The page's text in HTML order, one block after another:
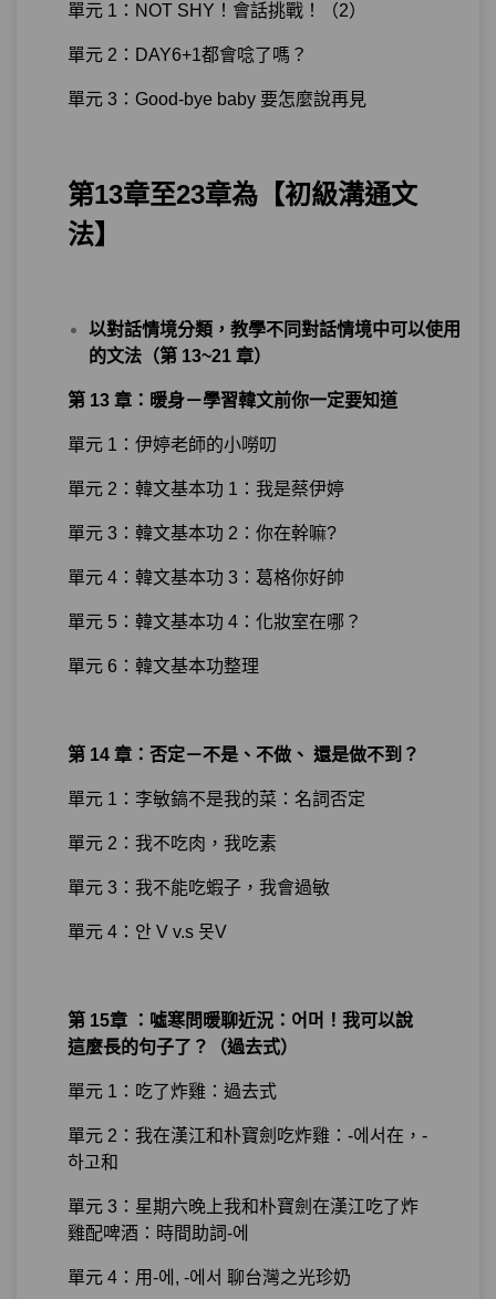
單元 1：NOT SHY！會話挑戰！（2）
單元 2：DAY6+1都會唸了嗎？
單元 3：Good-bye baby 要怎麼說再見
第13章至23章為【初級溝通文
法】
以對話情境分類，教學不同對話情境中可以使用
的文法（第 13~21 章）
第 13 章：暖身－學習韓文前你一定要知道
單元 1：伊婷老師的小嘮叨
單元 2：韓文基本功 1：我是蔡伊婷
單元 3：韓文基本功 2：你在幹嘛?
單元 4：韓文基本功 3：葛格你好帥
單元 5：韓文基本功 4：化妝室在哪？
單元 6：韓文基本功整理
第 14 章：否定－不是、不做、 還是做不到？
單元 1：李敏鎬不是我的菜：名詞否定
單元 2：我不吃肉，我吃素
單元 3：我不能吃蝦子，我會過敏
單元 4：안 V v.s 못V
第 15章 ：噓寒問暖聊近況：어머！我可以說
這麼長的句子了？（過去式）
單元 1：吃了炸雞：過去式
單元 2：我在漢江和朴寶劍吃炸雞：-에서在，-
하고和
單元 3：星期六晚上我和朴寶劍在漢江吃了炸
雞配啤酒：時間助詞-에
單元 4：用-에, -에서 聊台灣之光珍奶